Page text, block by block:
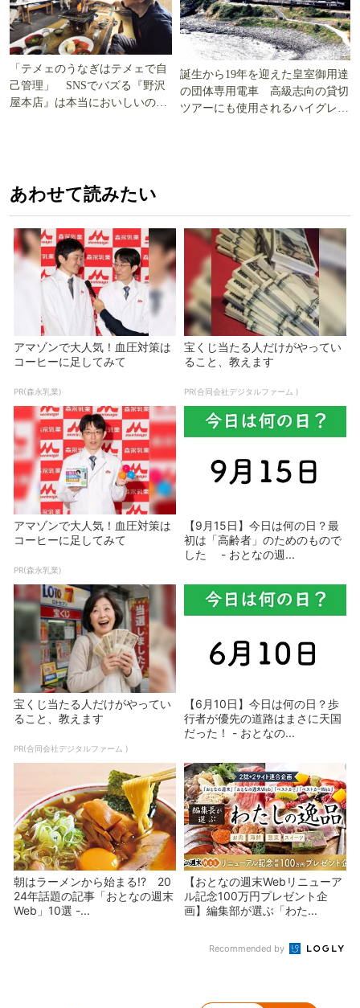
「テメェのうなぎはテメェで自
己管理」 SNSでバズる『野沢
屋本店』は本当においしいの
誕生から19年を迎えた皇室御用達
の団体専用電車 高級志向の貸切
ツアーにも使用されるハイグレー
あわせて読みたい
アマゾンで大人気！血圧対策は
コーヒーに足してみて
PR(森永乳業)
宝くじ当たる人だけがやってい
ること、教えます
PR(合同会社デジタルファーム )
アマゾンで大人気！血圧対策は
コーヒーに足してみて
PR(森永乳業)
【9月15日】今日は何の日？最
初は「高齢者」のためのもので
した - おとなの週...
宝くじ当たる人だけがやってい
ること、教えます
PR(合同会社デジタルファーム )
【6月10日】今日は何の日？歩
行者が優先の道路はまさに天国
だった！ - おとなの...
朝はラーメンから始まる!? 20
24年話題の記事「おとなの週末
Web」10選 -...
【おとなの週末Webリニューア
ル記念100万円プレゼント企
画】編集部が選ぶ「わた...
Recommended by